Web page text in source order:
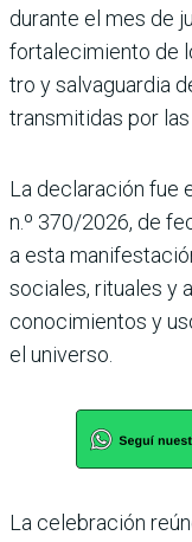
durante el mes de
fortalecimiento de
tro y salvaguardia
transmitidas por
La declaración fue
n.º 370/2026, de
a esta
sociales, rituales y
conoci­mientos y
el uni­verso.
La celebración